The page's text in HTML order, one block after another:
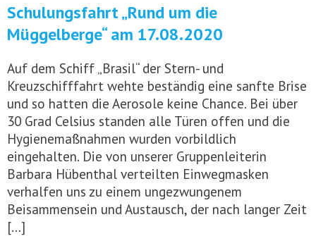
Schulungsfahrt „Rund um die
Müggelberge“ am 17.08.2020
Auf dem Schiff „Brasil“ der Stern- und
Kreuzschifffahrt wehte beständig eine sanfte Brise
und so hatten die Aerosole keine Chance. Bei über
30 Grad Celsius standen alle Türen offen und die
Hygienemaßnahmen wurden vorbildlich
eingehalten. Die von unserer Gruppenleiterin
Barbara Hübenthal verteilten Einwegmasken
verhalfen uns zu einem ungezwungenem
Beisammensein und Austausch, der nach langer Zeit
[…]